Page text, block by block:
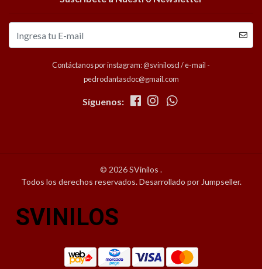
Contáctanos por instagram: @sviniloscl / e-mail -
pedrodantasdoc@gmail.com
Síguenos:
© 2026 SVinilos .
Todos los derechos reservados.Desarrollado por Jumpseller.
SVINILOS